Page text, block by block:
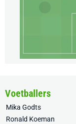
Voetballers
Mika Godts
Ronald Koeman